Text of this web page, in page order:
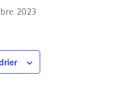
2023